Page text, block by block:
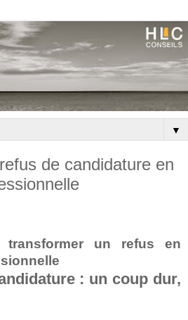
▼
de candidature en
un refus en
: un coup dur,